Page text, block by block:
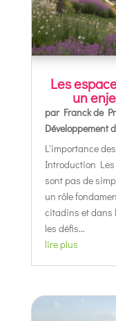
Les
un
par Franck de
Développement
L'importance
Introduction
sont pas de
un rôle
citadins et dans
les défis...
lire plus